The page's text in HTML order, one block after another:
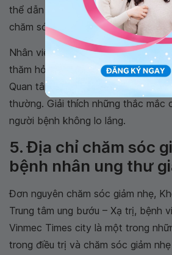
thể dẫn đến người bệnh bị trầm
chăm sóc và điều trị khó khăn hơn.
Nhân viên y tế và người chăm sóc
thăm hỏi, động viên an ủi bệnh
Quan tâm diễn biến tâm lý bệnh
thường. Giải thích những thắc mắc
người bệnh không lo lắng.
5. Địa chỉ chăm sóc
bệnh nhân ung thư
Đơn nguyên chăm sóc giảm nhẹ,
Trung tâm ung bướu – Xạ trị, bệnh
Vinmec Times city là một trong
trong điều trị và chăm sóc giảm